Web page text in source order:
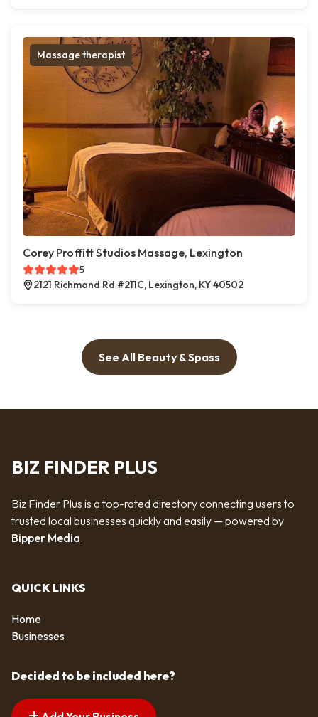
Massage therapist
Corey Proffitt Studios Massage, Lexington
5
2121 Richmond Rd #211C, Lexington, KY 40502
See All Beauty & Spass
BIZ FINDER PLUS
Biz Finder Plus is a top-rated directory connecting users to
trusted local businesses quickly and easily — powered by
Bipper Media
QUICK LINKS
Home
Businesses
Decided to be included here?